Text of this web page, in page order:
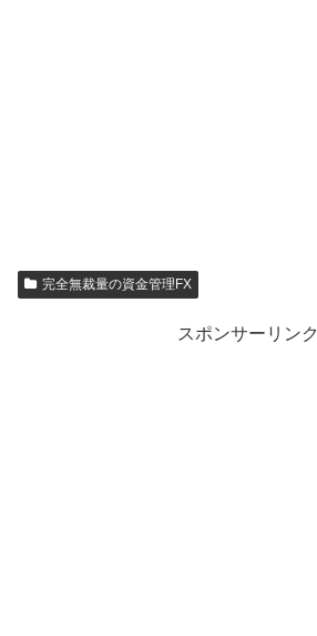
完全無裁量の資金管理FX
スポンサーリンク